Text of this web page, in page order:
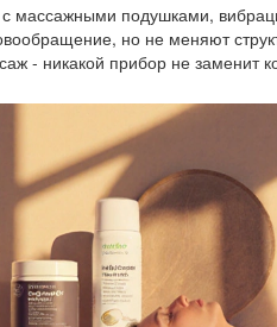
массажными подушками,
но не меняют
- никакой прибор не заменит